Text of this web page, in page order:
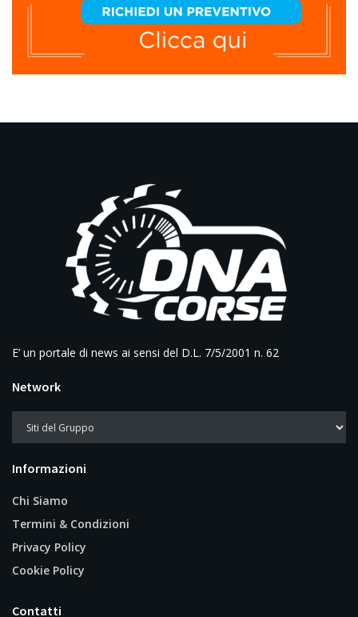
E’ un portale di news ai sensi del D.L. 7/5/2001 n. 62
Network
Informazioni
Chi Siamo
Termini & Condizioni
Privacy Policy
Cookie Policy
Contatti